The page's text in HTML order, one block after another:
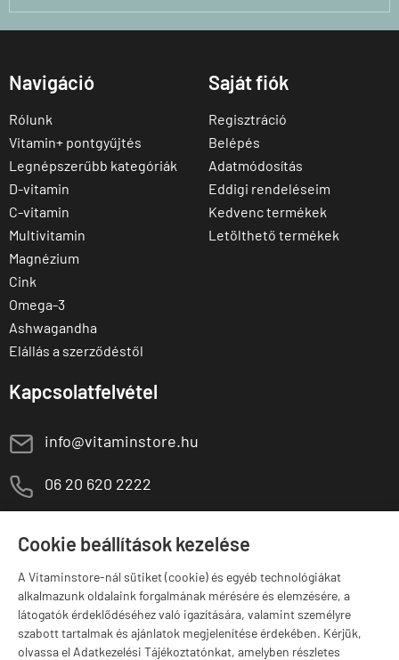
Cookie beállítások kezelése
A Vitaminstore-nál sütiket (cookie) és egyéb technológiákat
alkalmazunk oldalaink forgalmának mérésére és elemzésére, a
látogatók érdeklődéséhez való igazítására, valamint személyre
szabott tartalmak és ajánlatok megjelenítése érdekében. Kérjük,
olvassa el Adatkezelési Tájékoztatónkat, amelyben részletes
Navigáció
Rólunk
Vitamin+ pontgyűjtés
Legnépszerűbb kategóriák
D-vitamin
C-vitamin
Multivitamin
Magnézium
Cink
Omega-3
Ashwagandha
Elállás a szerződéstől
Saját fiók
Regisztráció
Belépés
Adatmódosítás
Eddigi rendeléseim
Kedvenc termékek
Letölthető termékek
Kapcsolatfelvétel
E info@vitaminstore.hu
M 06 20 620 2222
Szugló u. 83-85.
Márkák